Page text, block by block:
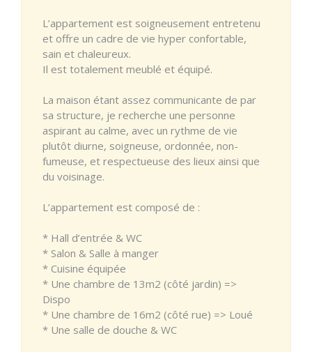
L’appartement est soigneusement entretenu
et offre un cadre de vie hyper confortable,
sain et chaleureux.
Il est totalement meublé et équipé.
La maison étant assez communicante de par
sa structure, je recherche une personne
aspirant au calme, avec un rythme de vie
plutôt diurne, soigneuse, ordonnée, non-
fumeuse, et respectueuse des lieux ainsi que
du voisinage.
L’appartement est composé de :
* Hall d’entrée & WC
* Salon & Salle à manger
* Cuisine équipée
* Une chambre de 13m2 (côté jardin) =>
Dispo
* Une chambre de 16m2 (côté rue) => Loué
* Une salle de douche & WC